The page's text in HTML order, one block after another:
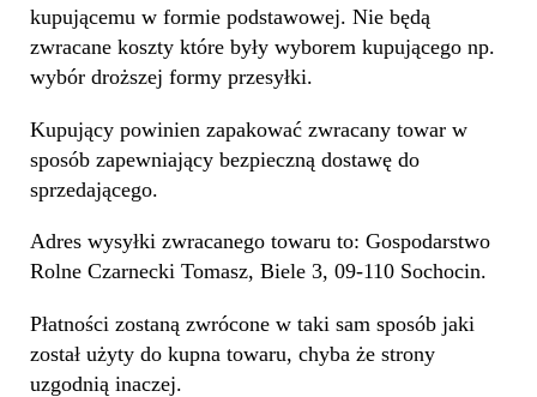
kupującemu w formie podstawowej. Nie będą
zwracane koszty które były wyborem kupującego np.
wybór droższej formy przesyłki.
Kupujący powinien zapakować zwracany towar w
sposób zapewniający bezpieczną dostawę do
sprzedającego.
Adres wysyłki zwracanego towaru to: Gospodarstwo
Rolne Czarnecki Tomasz, Biele 3, 09-110 Sochocin.
Płatności zostaną zwrócone w taki sam sposób jaki
został użyty do kupna towaru, chyba że strony
uzgodnią inaczej.